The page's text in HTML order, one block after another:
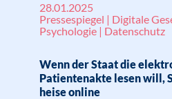
28.01.2025
Pressespiegel | Digitale
Psychologie | Datenschutz
Wenn der Staat die
Patientenakte lesen will,
heise online